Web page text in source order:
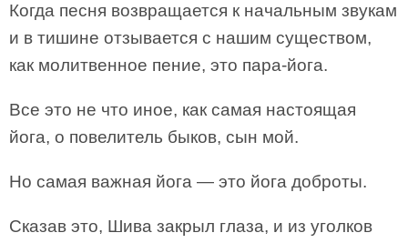
Когда песня возвращается к начальным звукам
и в тишине отзывается с нашим существом,
как молитвенное пение, это пара-йога.
Все это не что иное, как самая настоящая
йога, о повелитель быков, сын мой.
Но самая важная йога — это йога доброты.
Сказав это, Шива закрыл глаза, и из уголков